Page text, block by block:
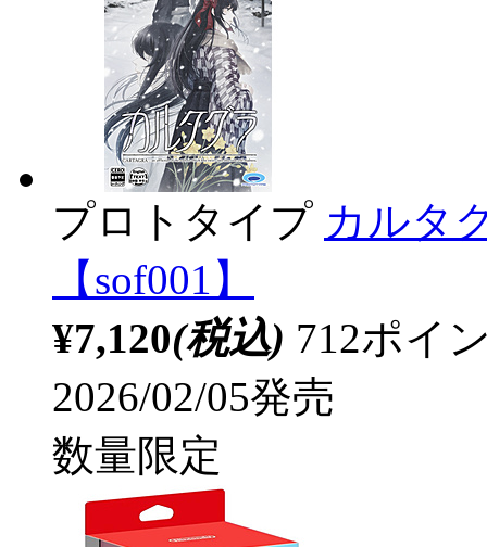
プロトタイプ カルタ
【sof001】
¥7,120(税込) 712ポイ
2026/02/05発売
数量限定